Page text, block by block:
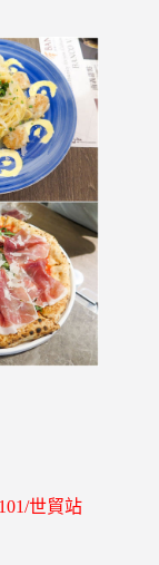
世貿站